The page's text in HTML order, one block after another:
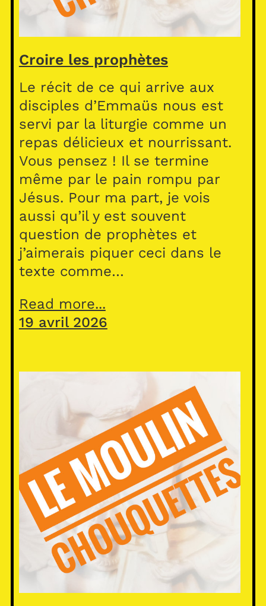
Croire les prophètes
Le récit de ce qui arrive aux
disciples d’Emmaüs nous est
servi par la liturgie comme un
repas délicieux et nourrissant.
Vous pensez ! Il se termine
même par le pain rompu par
Jésus. Pour ma part, je vois
aussi qu’il y est souvent
question de prophètes et
j’aimerais piquer ceci dans le
texte comme…
Read more...
19 avril 2026